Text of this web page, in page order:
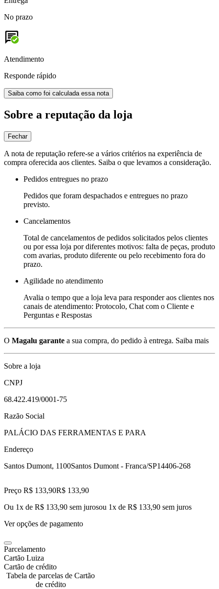
No prazo
Atendimento
Responde rápido
Saiba como foi calculada essa nota
Sobre a reputação da loja
Fechar
A nota de reputação refere-se a vários critérios na experiência de
compra oferecida aos clientes. Saiba o que levamos a consideração.
Pedidos entregues no prazo
Pedidos que foram despachados e entregues no prazo
previsto.
Cancelamentos
Total de cancelamentos de pedidos solicitados pelos clientes
ou por essa loja por diferentes motivos: falta de peças, produto
com avarias, produto diferente ou pelo recebimento fora do
prazo.
Agilidade no atendimento
Avalia o tempo que a loja leva para responder aos clientes nos
canais de atendimento: Protocolo, Chat com o Cliente e
Perguntas e Respostas
O Magalu garante a sua compra, do pedido à entrega. Saiba mais
Sobre a loja
CNPJ
68.422.419/0001-75
Razão Social
PALÁCIO DAS FERRAMENTAS E PARA
Endereço
Santos Dumont, 1100Santos Dumont - Franca/SP14406-268
Preço R$ 133,90R$ 133,90
Ou 1x de R$ 133,90 sem jurosou 1x de R$ 133,90 sem juros
Ver opções de pagamento
Parcelamento
Cartão Luiza
Cartão de crédito
Tabela de parcelas de Cartão
de crédito